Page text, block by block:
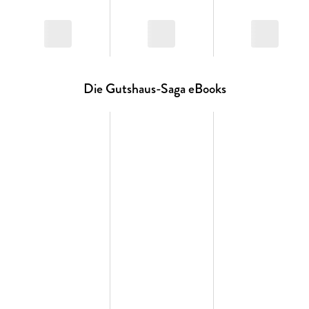
Die Gutshaus-Saga eBooks